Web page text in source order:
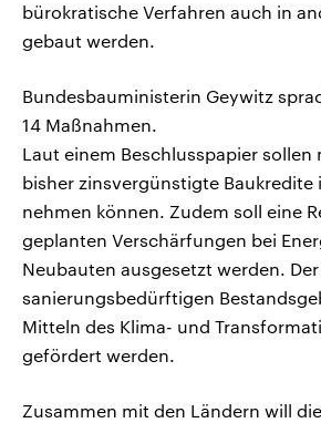
bürokratische Verfahren auch in
gebaut werden.
Bundesbauministerin Geywitz
14 Maßnahmen.
Laut einem Beschlusspapier sollen
bisher zinsvergünstigte Baukredite
nehmen können. Zudem soll eine
geplanten Verschärfungen bei
Neubauten ausgesetzt werden.
sanierungsbedürftigen
Mitteln des Klima- und
gefördert werden.
Zusammen mit den Ländern will